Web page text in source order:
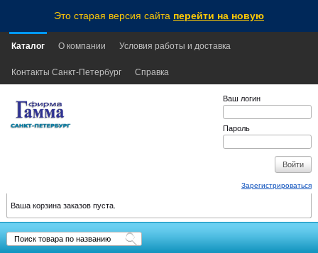
Это старая версия сайта перейти на новую
Каталог О компании Условия работы и доставка
Контакты Санкт-Петербург Справка
Ваш логин
Пароль
Зарегистрироваться
Ваша корзина заказов пуста.